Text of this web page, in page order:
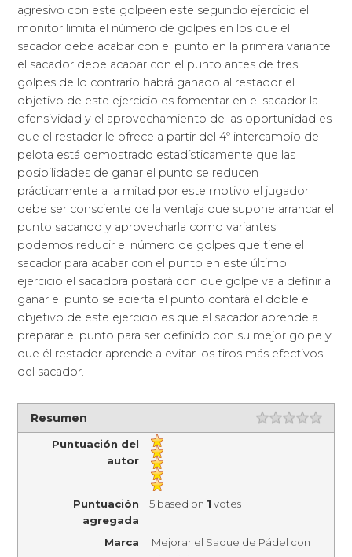
agresivo con este golpeen este segundo ejercicio el
monitor limita el número de golpes en los que el
sacador debe acabar con el punto en la primera variante
el sacador debe acabar con el punto antes de tres
golpes de lo contrario habrá ganado al restador el
objetivo de este ejercicio es fomentar en el sacador la
ofensividad y el aprovechamiento de las oportunidad es
que el restador le ofrece a partir del 4º intercambio de
pelota está demostrado estadísticamente que las
posibilidades de ganar el punto se reducen
prácticamente a la mitad por este motivo el jugador
debe ser consciente de la ventaja que supone arrancar el
punto sacando y aprovecharla como variantes
podemos reducir el número de golpes que tiene el
sacador para acabar con el punto en este último
ejercicio el sacadora postará con que golpe va a definir a
ganar el punto se acierta el punto contará el doble el
objetivo de este ejercicio es que el sacador aprende a
preparar el punto para ser definido con su mejor golpe y
que él restador aprende a evitar los tiros más efectivos
del sacador.
Resumen
Puntuación del
autor
Puntuación
agregada
5 based on 1 votes
Marca
Mejorar el Saque de Pádel con